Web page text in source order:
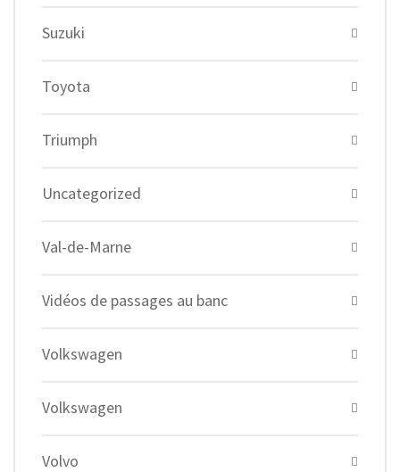
Suzuki
Toyota
Triumph
Uncategorized
Val-de-Marne
Vidéos de passages au banc
Volkswagen
Volkswagen
Volvo